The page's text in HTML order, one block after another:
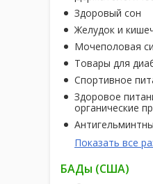
Здоровый сон
Желудок и
Мочеполовая
Товары для
Спортивное
Здоровое
органические
Показать все
БАДы (США)